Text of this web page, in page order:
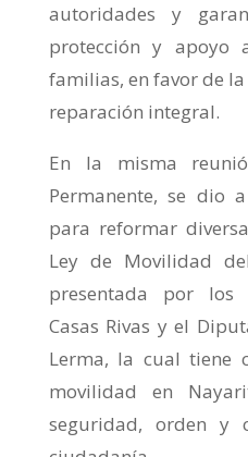
autoridades y
protección y apoyo
familias, en favor de
reparación integral.
En la misma
Permanente, se dio
para reformar
Ley de Movilidad
presentada por los
Casas Rivas y el
Lerma, la cual tiene
movilidad en
seguridad, orden y